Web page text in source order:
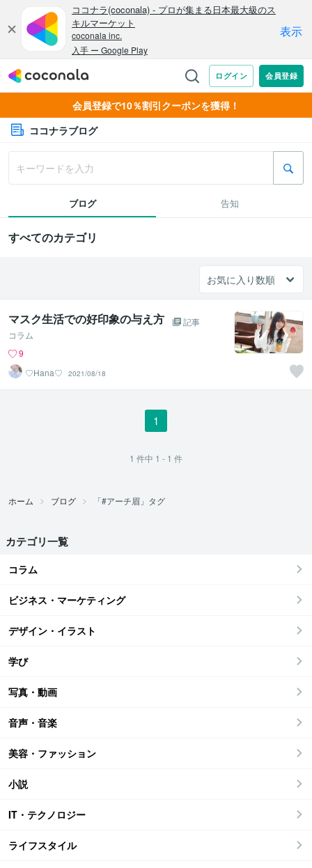
会員登録で10％割引クーポンを獲得！
ココナラブログ
ブログ 告知
すべてのカテゴリ
マスク生活での好印象の与え方
記事
コラム
9
♡Hana♡
2021/08/18
1
1 件中 1 - 1 件
ホーム ブログ 「#アーチ眉」タグ
カテゴリ一覧
コラム
ビジネス・マーケティング
デザイン・イラスト
学び
写真・動画
音声・音楽
美容・ファッション
小説
IT・テクノロジー
ライフスタイル